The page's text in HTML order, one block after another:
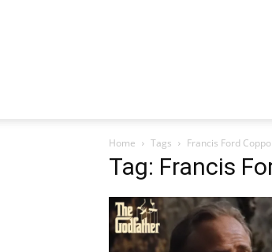
Home Tags Francis Ford
Tag: Francis